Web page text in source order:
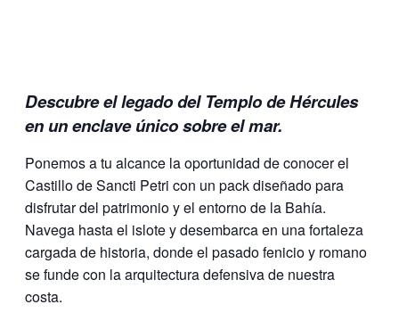
Descubre el legado del Templo de Hércules
en un enclave único sobre el mar.
Ponemos a tu alcance la oportunidad de conocer el
Castillo de Sancti Petri con un pack diseñado para
disfrutar del patrimonio y el entorno de la Bahía.
Navega hasta el islote y desembarca en una fortaleza
cargada de historia, donde el pasado fenicio y romano
se funde con la arquitectura defensiva de nuestra
costa.